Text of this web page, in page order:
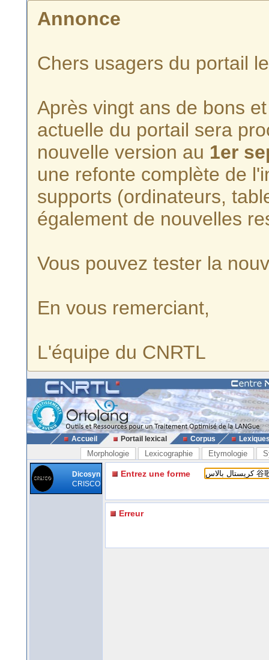
Annonce
Chers usagers du portail
Après vingt ans de bons
actuelle du portail sera
nouvelle version au 1er
une refonte complète de
supports (ordinateurs,
également de nouvelles
Vous pouvez tester la
En vous remerciant,
L'équipe du CNRTL
Accueil Portail lexical Corpus
Morphologie Lexicographie Etymologie
Dicosyn
CRISCO
Entrez une forme
Erreur